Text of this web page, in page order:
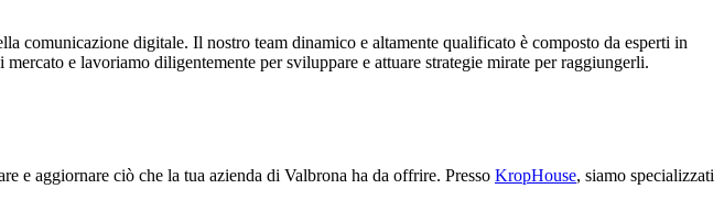
comunicazione digitale. Il nostro team dinamico e altamente qualificato è composto da esperti in
e lavoriamo diligentemente per sviluppare e attuare strategie mirate per raggiungerli.
e aggiornare ciò che la tua azienda di Valbrona ha da offrire. Presso KropHouse, siamo specializzati